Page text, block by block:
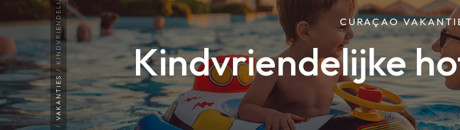
CURAÇAO
Kindvriendelijke
VAKANTIES